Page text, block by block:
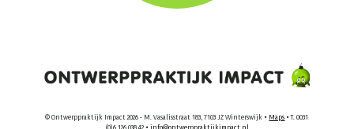
© Ontwerppraktijk Impact 2026 - M. Vasalisstraat 183, 7103 JZ Winterswijk • Maps • T. 0031